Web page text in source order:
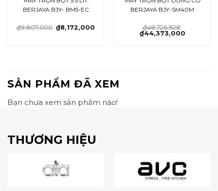
BERJAYA BJY- BM5-EC
₫9,807,000 ₫8,172,000
BERJAYA BJY-SM40M
₫48,726,928
₫44,373,000
SẢN PHẨM ĐÃ XEM
Bạn chưa xem sản phẩm nào!
THƯƠNG HIỆU